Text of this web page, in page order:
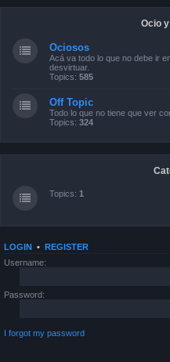
Ocio
Ociosos
Acá va todo lo que no debe ir
desvirtuar.
Topics: 585
Off Topic
Todo lo que no tiene que ver
Topics: 324
Topics: 1
LOGIN • REGISTER
Username:
Password:
I forgot my password